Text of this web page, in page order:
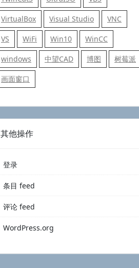
VirtualBox Visual Studio VNC
VS WiFi Win10 WinCC
windows 中望CAD 博图 树莓派
画面窗口
其他操作
登录
条目 feed
评论 feed
WordPress.org